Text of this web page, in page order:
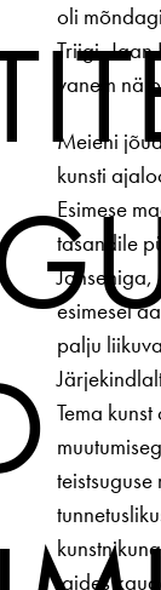
oli
Triigi,
vanem
Meieni
kunsti
Esimese
tasandile
Janseniga,
esimesel
palju
Tema
taides